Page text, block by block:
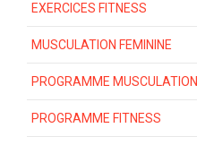
EXERCICES FITNESS
MUSCULATION FEMININE
PROGRAMME MUSCULATION
PROGRAMME FITNESS